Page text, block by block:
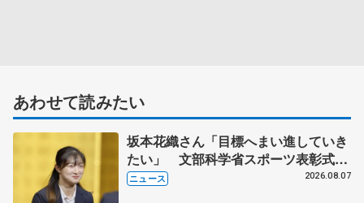
あわせて読みたい
坂本花織さん「目標へまい進していき
たい」 文部科学省スポーツ表彰式で
代表謝辞
ニュース 2026.08.07